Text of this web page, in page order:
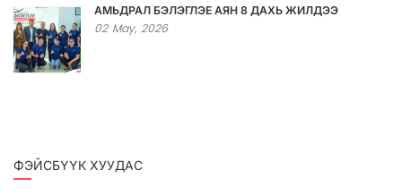
АМЬДРАЛ БЭЛЭГЛЭЕ АЯН 8 ДАХЬ ЖИЛДЭЭ
02 May, 2026
ФЭЙСБҮҮК ХУУДАС